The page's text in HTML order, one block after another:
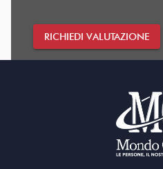
RICHIEDI VALUTAZIONE